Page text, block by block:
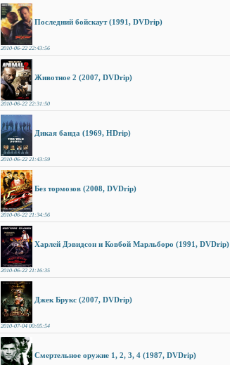
Последний бойскаут (1991, DVDrip)
2010-06-22 22:43:56
Животное 2 (2007, DVDrip)
2010-06-22 22:31:50
Дикая банда (1969, HDrip)
2010-06-22 21:43:59
Без тормозов (2008, DVDrip)
2010-06-22 21:34:56
Харлей Дэвидсон и Ковбой Марльборо (1991, DVDrip)
2010-06-22 21:16:35
Джек Брукс (2007, DVDrip)
2010-07-04 00:05:54
Смертельное оружие 1, 2, 3, 4 (1987, DVDrip)